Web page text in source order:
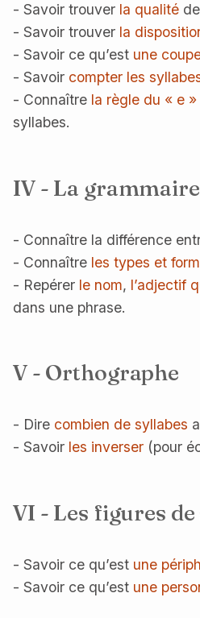
- Savoir trouver la qualité
- Savoir trouver la
- Savoir ce qu’est une
- Savoir compter les
- Connaître la règle du « e
syllabes.
IV - La grammaire
- Connaître la différence
- Connaître les types et
- Repérer le nom, l’adjectif
dans une phrase.
V - Orthographe
- Dire combien de syllabes
- Savoir les inverser (pour
VI - Les figures
- Savoir ce qu’est une
- Savoir ce qu’est une